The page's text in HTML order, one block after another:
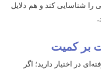
را شناسایی کند و هم دلایل
در اختیار دارید؛ اگر